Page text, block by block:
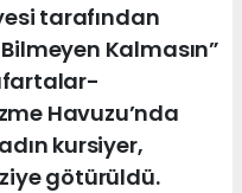
tarafından
Kalmasın”
Havuzu’nda
kursiyer,
götürüldü.